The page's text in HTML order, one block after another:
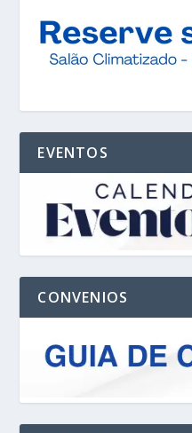
EVENTOS
CONVENIOS